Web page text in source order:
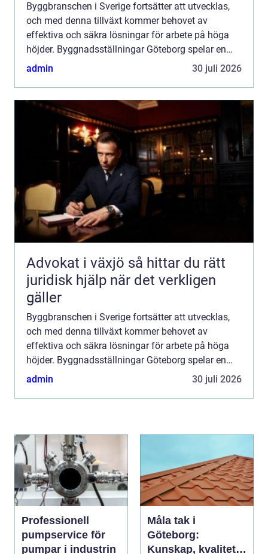
Byggbranschen i Sverige fortsätter att utvecklas,
och med denna tillväxt kommer behovet av
effektiva och säkra lösningar för arbete på höga
höjder. Byggnadsställningar Göteborg spelar en
avgöran...
admin 30 juli 2026
Advokat i växjö så hittar du rätt
juridisk hjälp när det verkligen
gäller
Byggbranschen i Sverige fortsätter att utvecklas,
och med denna tillväxt kommer behovet av
effektiva och säkra lösningar för arbete på höga
höjder. Byggnadsställningar Göteborg spelar en
avgöran...
admin 30 juli 2026
Professionell
pumpservice för
pumpar i industrin
Måla tak i
Göteborg:
Kunskap, kvalitet